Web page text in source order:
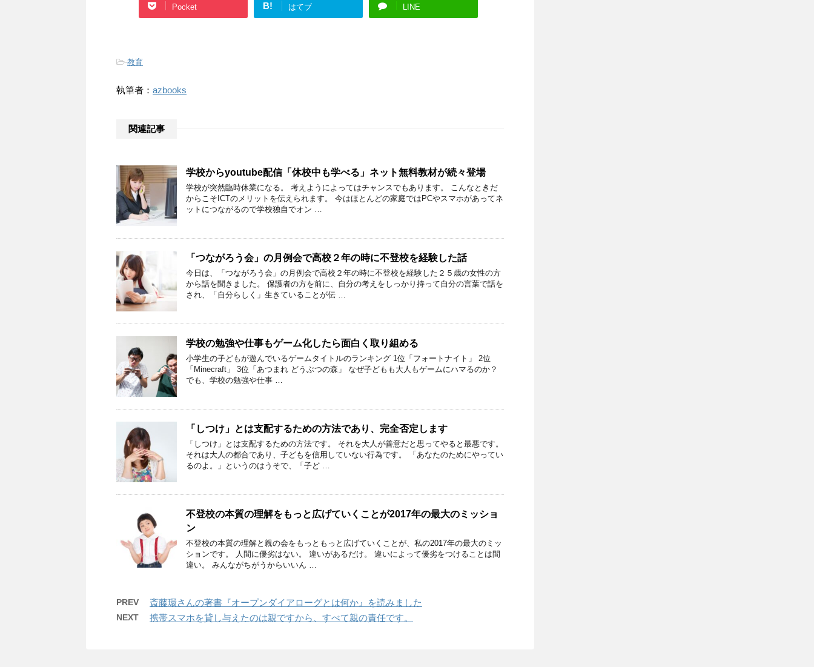
Pocket B! はてブ LINE
-教育
執筆者： azbooks
関連記事
学校からyoutube配信「休校中も学べる」ネット無料教材が続々登場
学校が突然臨時休業になる。 考えようによってはチャンスでもあります。 こんなときだ
からこそICTのメリットを伝えられます。 今はほとんどの家庭ではPCやスマホがあってネ
ットにつながるので学校独自でオン …
「つながろう会」の月例会で高校２年の時に不登校を経験した話
今日は、「つながろう会」の月例会で高校２年の時に不登校を経験した２５歳の女性の方
から話を聞きました。 保護者の方を前に、自分の考えをしっかり持って自分の言葉で話を
され、「自分らしく」生きていることが伝 …
学校の勉強や仕事もゲーム化したら面白く取り組める
小学生の子どもが遊んでいるゲームタイトルのランキング 1位「フォートナイト」 2位
「Minecraft」 3位「あつまれ どうぶつの森」 なぜ子どもも大人もゲームにハマるのか？
でも、学校の勉強や仕事 …
「しつけ」とは支配するための方法であり、完全否定します
「しつけ」とは支配するための方法です。 それを大人が善意だと思ってやると最悪です。
それは大人の都合であり、子どもを信用していない行為です。 「あなたのためにやってい
るのよ。」というのはうそで、「子ど …
不登校の本質の理解をもっと広げていくことが2017年の最大のミッショ
ン
不登校の本質の理解と親の会をもっともっと広げていくことが、私の2017年の最大のミッ
ションです。 人間に優劣はない。 違いがあるだけ。 違いによって優劣をつけることは間
違い。 みんながちがうからいいん …
PREV 斎藤環さんの著書『オープンダイアローグとは何か』を読みました
NEXT 携帯スマホを貸し与えたのは親ですから、すべて親の責任です。